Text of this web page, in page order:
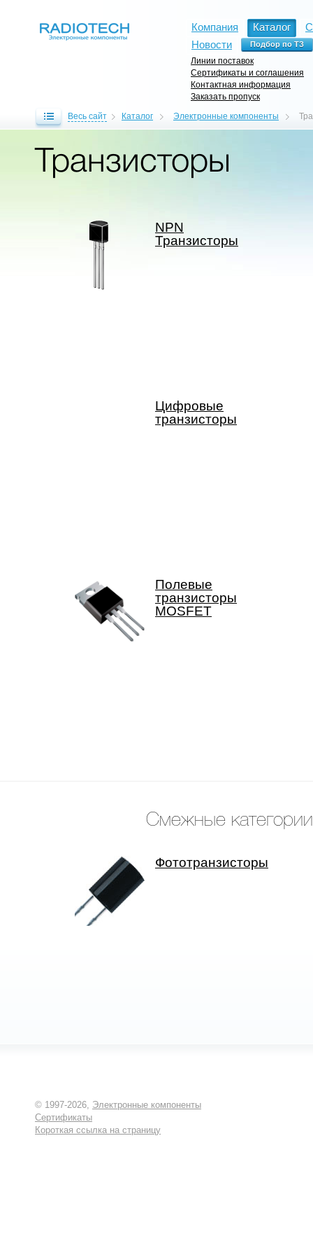
Компания Каталог
Новости
Линии поставок
Сертификаты и соглашения
Контактная информация
Заказать пропуск
Весь сайт Каталог Электронные компоненты
Транзисторы
NPN
Транзисторы
Цифровые
транзисторы
Полевые
транзисторы
MOSFET
Смежные категории
Фототранзисторы
© 1997-2026, Электронные компоненты
Сертификаты
Короткая ссылка на страницу